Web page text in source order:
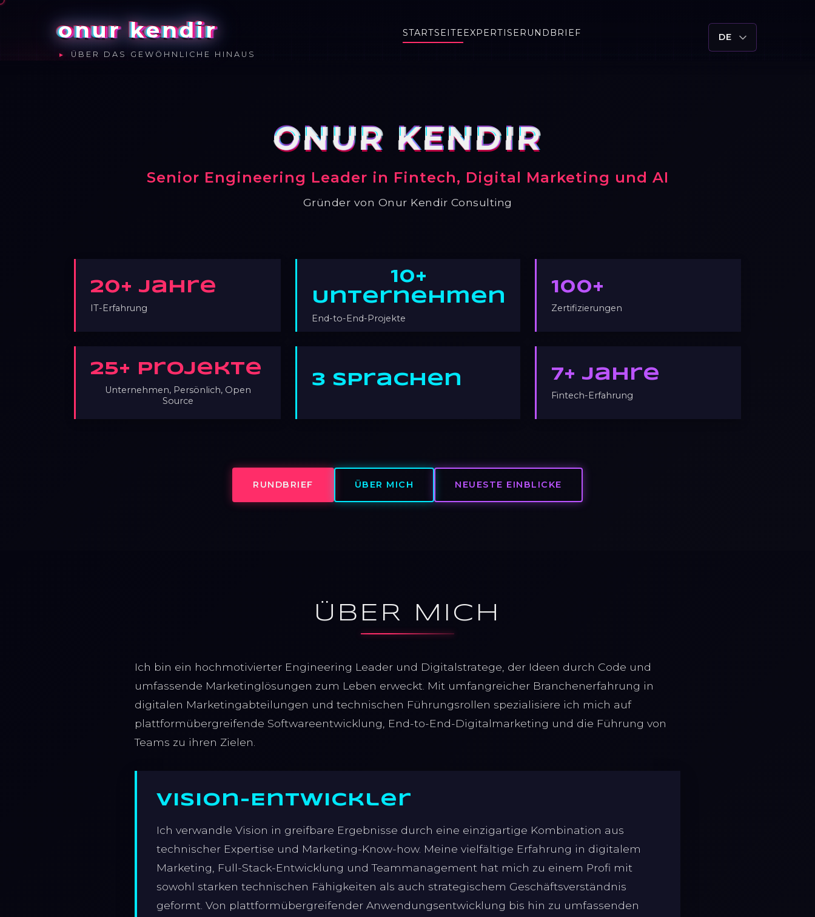
onur kendir
ÜBER DAS GEWÖHNLICHE HINAUS
DE
STARTSEITEEXPERTISERUNDBRIEF
ONUR KENDIR
Senior Engineering Leader in Fintech, Digital Marketing und AI
Gründer von Onur Kendir Consulting
20+ Jahre
IT-Erfahrung
10+
Unternehmen
End-to-End-Projekte
100+
Zertifizierungen
25+ Projekte
Unternehmen, Persönlich, Open
Source
3 Sprachen 7+ Jahre
Fintech-Erfahrung
RUNDBRIEF ÜBER MICH NEUESTE EINBLICKE
ÜBER MICH
Ich bin ein hochmotivierter Engineering Leader und Digitalstratege, der Ideen durch Code und
umfassende Marketinglösungen zum Leben erweckt. Mit umfangreicher Branchenerfahrung in
digitalen Marketingabteilungen und technischen Führungsrollen spezialisiere ich mich auf
plattformübergreifende Softwareentwicklung, End-to-End-Digitalmarketing und die Führung von
Teams zu ihren Zielen.
Vision-Entwickler
Ich verwandle Vision in greifbare Ergebnisse durch eine einzigartige Kombination aus
technischer Expertise und Marketing-Know-how. Meine vielfältige Erfahrung in digitalem
Marketing, Full-Stack-Entwicklung und Teammanagement hat mich zu einem Profi mit
sowohl starken technischen Fähigkeiten als auch strategischem Geschäftsverständnis
geformt. Von plattformübergreifender Anwendungsentwicklung bis hin zu umfassenden